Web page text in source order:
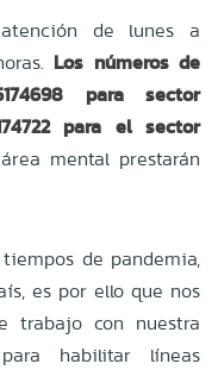
de lunes a
Los números de
para sector
para el sector
mental prestarán
de pandemia,
es por ello que nos
trabajo con nuestra
habilitar líneas